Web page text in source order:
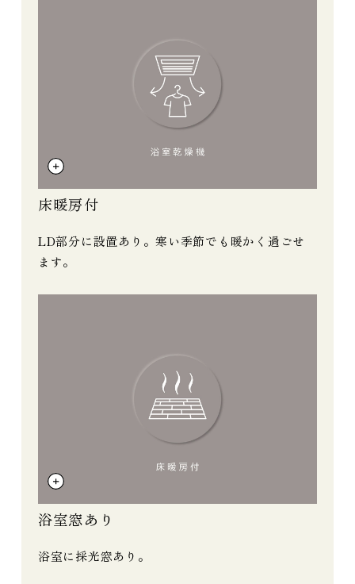
床暖房付
LD部分に設置あり。寒い季節でも暖かく過ごせ
ます。
浴室窓あり
浴室に採光窓あり。